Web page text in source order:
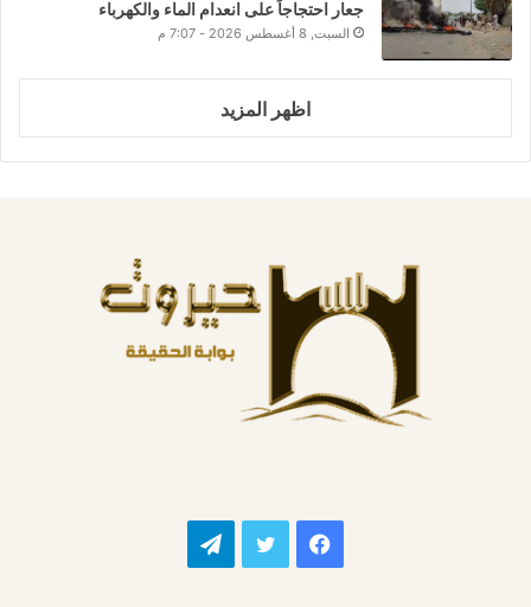
جعار احتجاجاً على انعدام الماء والكهرباء
السبت, 8 أغسطس 2026 - 7:07 م
اظهر المزيد
فيسبوك تويتر تيلقرام